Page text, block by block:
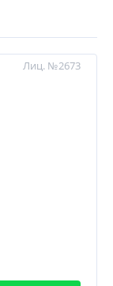
Лиц. №2673